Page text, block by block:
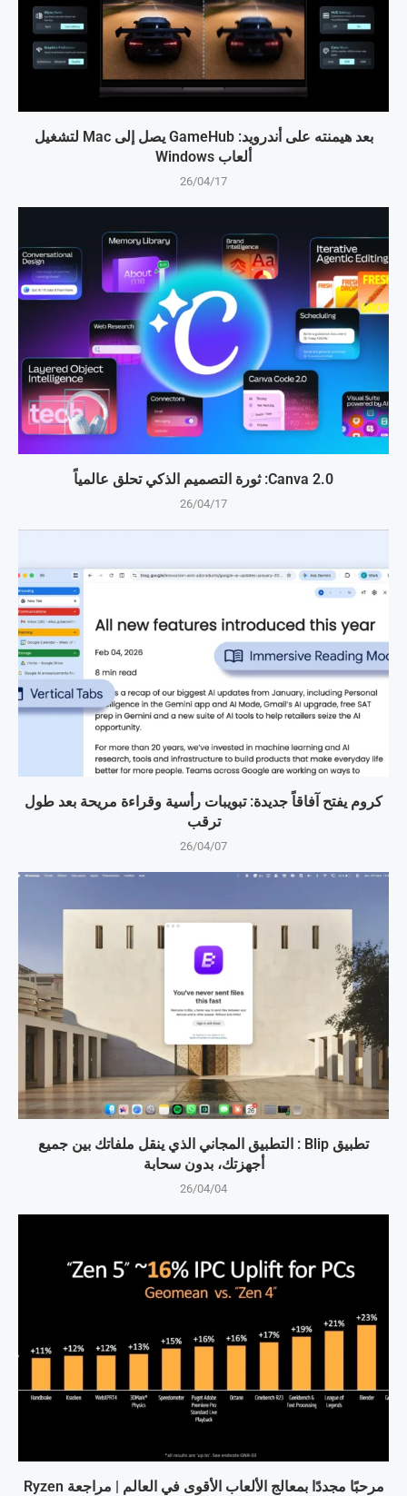
بعد هيمنته على أندرويد: GameHub يصل إلى Mac لتشغيل
ألعاب Windows
26/04/17
Canva 2.0: ثورة التصميم الذكي تحلق عالمياً
26/04/17
كروم يفتح آفاقاً جديدة: تبويبات رأسية وقراءة مريحة بعد طول
ترقب
26/04/07
تطبيق Blip : التطبيق المجاني الذي ينقل ملفاتك بين جميع
أجهزتك، بدون سحابة
26/04/04
مرحبًا مجددًا بمعالج الألعاب الأقوى في العالم | مراجعة Ryzen